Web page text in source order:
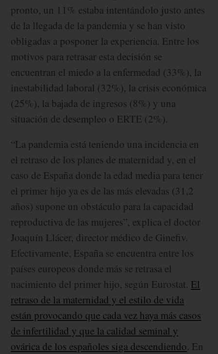
pronto, un 11% estaba intentándolo justo antes
de la llegada de la pandemia y se han visto
obligadas a posponer la experiencia. Entre los
motivos para retrasar esta decisión se
encuentran el miedo a la enfermedad (33%), la
inestabilidad laboral (32%), la crisis económica
(25%), la bajada de ingresos (8%) y una
situación de desempleo o ERTE (2%).
“La pandemia está teniendo una incidencia en
el retraso de los planes de maternidad y, en el
caso de España donde la edad media para tener
el primer hijo ya es de las más elevadas (31,2
años) supone un obstáculo para la capacidad
reproductiva de las mujeres”, explica el doctor
Joaquín Llácer, director médico de Ginefiv.
Efectivamente, España se encuentra entre los
países europeos donde más se retrasa el
nacimiento del primer hijo, según Eurostat. El
retraso de la maternidad y el estilo de vida
están provocando que cada vez haya más casos
de infertilidad y que la calidad seminal y
ovárica de los españoles siga descendiendo. En